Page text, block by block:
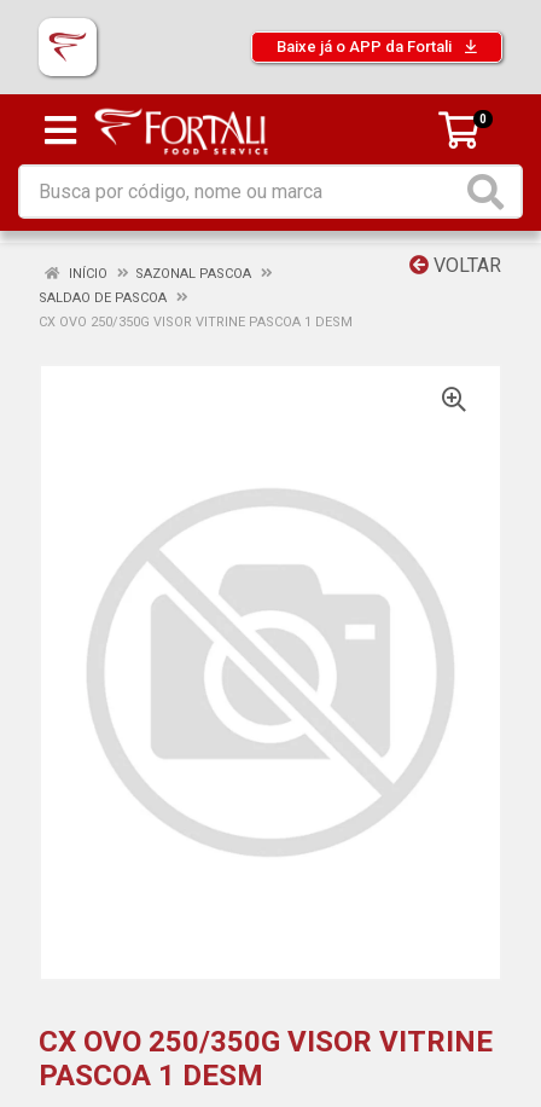
Baixe já o APP da Fortali
0
VOLTAR
INÍCIO
SAZONAL PASCOA
SALDAO DE PASCOA
CX OVO 250/350G VISOR VITRINE PASCOA 1 DESM
CX OVO 250/350G VISOR VITRINE
PASCOA 1 DESM